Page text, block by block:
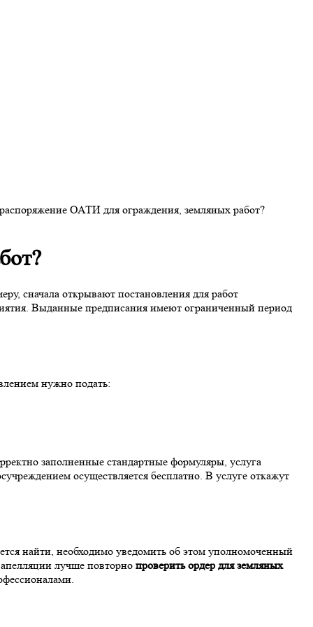
сначала открывают постановления для работ
Выданные предписания имеют ограниченный период
нужно подать:
заполненные стандартные формуляры, услуга
осуществляется бесплатно. В услуге откажут
найти, необходимо уведомить об этом уполномоченный
лучше повторно проверить ордер для земляных